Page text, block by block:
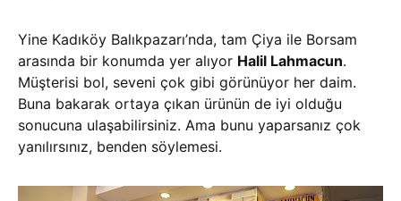
Yine Kadıköy Balıkpazarı’nda, tam Çiya ile Borsam
arasında bir konumda yer alıyor Halil Lahmacun.
Müşterisi bol, seveni çok gibi görünüyor her daim.
Buna bakarak ortaya çıkan ürünün de iyi olduğu
sonucuna ulaşabilirsiniz. Ama bunu yaparsanız çok
yanılırsınız, benden söylemesi.